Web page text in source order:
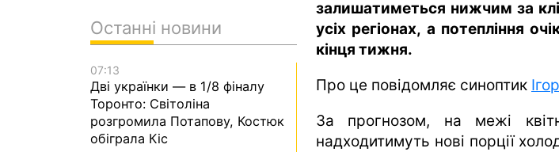
залишатиметься нижчим за
усіх регіонах, а потепління
кінця тижня.
Про це повідомляє синоптик
За прогнозом, на межі
надходитимуть нові порції
Останні новини
07:13
Дві українки — в 1/8 фіналу
Торонто: Світоліна
розгромила Потапову, Костюк
обіграла Кіс